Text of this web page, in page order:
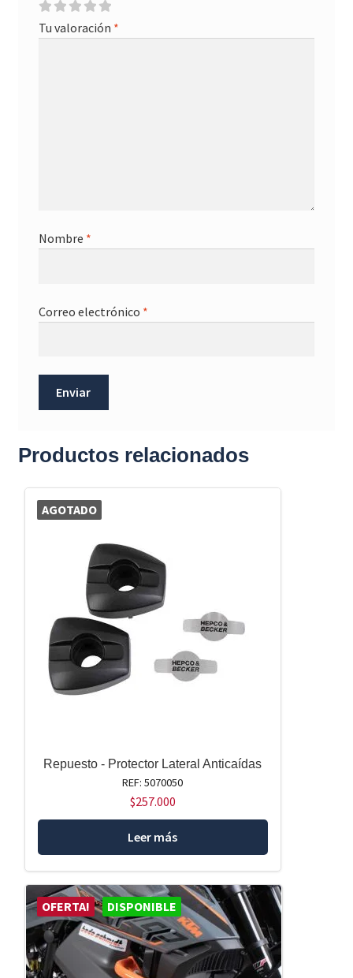
Tu valoración *
Nombre *
Correo electrónico *
Productos relacionados
AGOTADO
Repuesto - Protector Lateral Anticaídas
REF: 5070050
$257.000
Leer más
OFERTA! DISPONIBLE